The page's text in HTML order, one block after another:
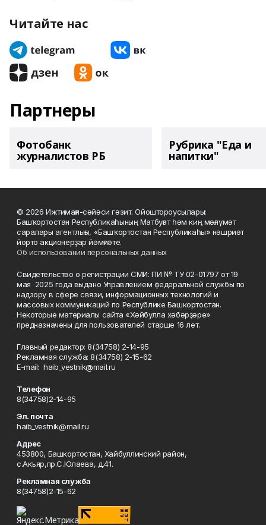
Читайте нас
Партнеры
Фотобанк
журналистов РБ
Рубрика "Еда и
напитки"
© 2026 Ижтимағи-сәйәси гәзит. Ойоштороусылары:
Башҡортостан Республикаһының Матбуғат һәм киң мәғлүмәт
саралары агентлығы, «Башҡортостан Республикаһы» нәшриәт
йорто акционерҙар йәмғиәте.
Об использовании персональных данных
Свидетельство о регистрации СМИ: ПИ № ТУ 02-01797 от 19
мая 2025 года выдано Управлением федеральной службы по
надзору в сфере связи, информационных технологий и
массовых коммуникаций по Республике Башкортостан.
Некоторые материалы сайта «Хәйбулла хәбәрҙәре»
предназначены для пользователей старше 16 лет.
Главный редактор: 8(34758) 2-14-95
Рекламная служба: 8(34758) 2-15-62
Е-mаil: haib_vestnik@mail.ru
Телефон
8(34758)2-14-95
Эл. почта
haib_vestnik@mail.ru
Адрес
453800, Башкортостан, Хайбуллинский район,
с.Акъяр,пр.С.Юлаева, д.41.
Рекламная служба
8(34758)2-15-62